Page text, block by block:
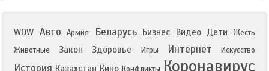
WOW Авто Армия Беларусь Бизнес Видео Дети
Жесть
Животные
Закон Здоровье Игры Интернет Искусство
История Казахстан Кино Коронавирус